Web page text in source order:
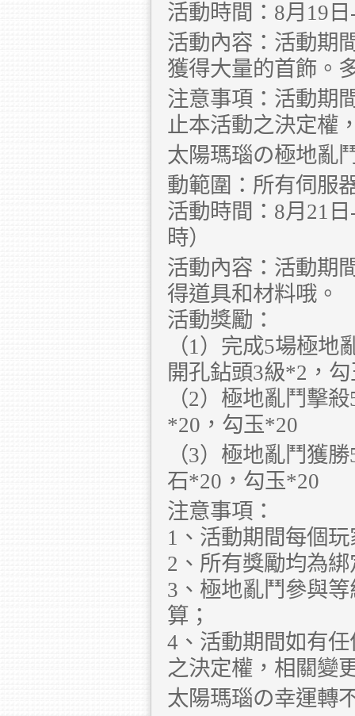
活動時間：8月19
活動內容：活動期
獲得大量的首飾。
注意事項：活動期
止本活動之決定權
太陽瑪瑙の極地亂
動範圍：所有伺服
活動時間：8月21
時）
活動內容：活動期
得道具和材料哦。
活動獎勵：
（1）完成5場極
開孔鉆頭3級*2，
（2）極地亂鬥擊
*20，勾玉*20
（3）極地亂鬥獲
石*20，勾玉*20
注意事項：
1、活動期間每個
2、所有獎勵均為綁
3、極地亂鬥參與
算；
4、活動期間如有
之決定權，相關變
太陽瑪瑙の幸運轉